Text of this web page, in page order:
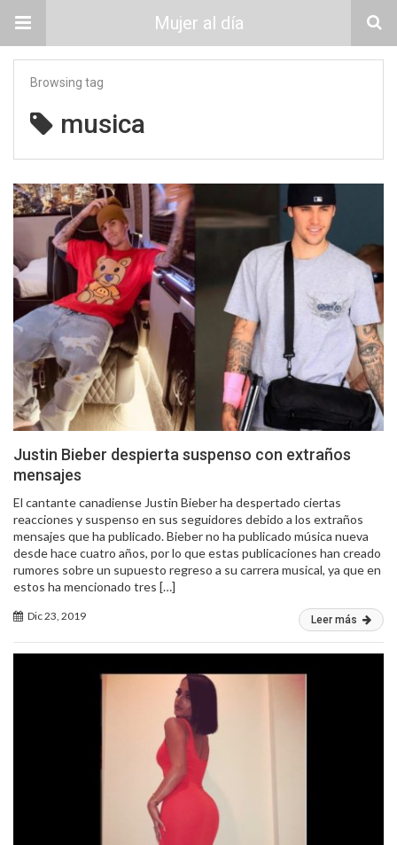
Mujer al día
Browsing tag
musica
Justin Bieber despierta suspenso con extraños
mensajes
El cantante canadiense Justin Bieber ha despertado ciertas
reacciones y suspenso en sus seguidores debido a los extraños
mensajes que ha publicado. Bieber no ha publicado música nueva
desde hace cuatro años, por lo que estas publicaciones han creado
rumores sobre un supuesto regreso a su carrera musical, ya que en
estos ha mencionado tres […]
Dic 23, 2019 Leer más